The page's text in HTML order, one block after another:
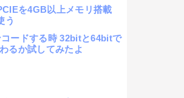
を4GB以上メモリ搭載
う
ードする時 32bitと64bitで
るか試してみたよ